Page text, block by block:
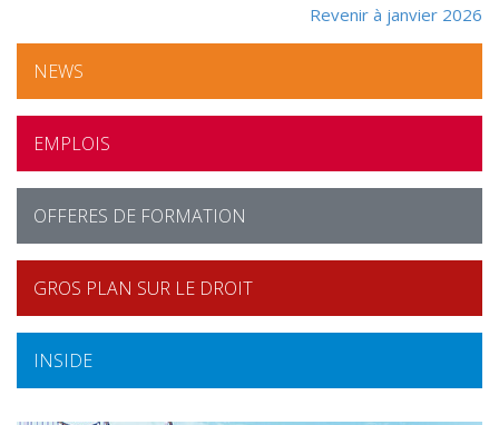
Revenir à janvier 2026
NEWS
EMPLOIS
OFFERES DE FORMATION
GROS PLAN SUR LE DROIT
INSIDE